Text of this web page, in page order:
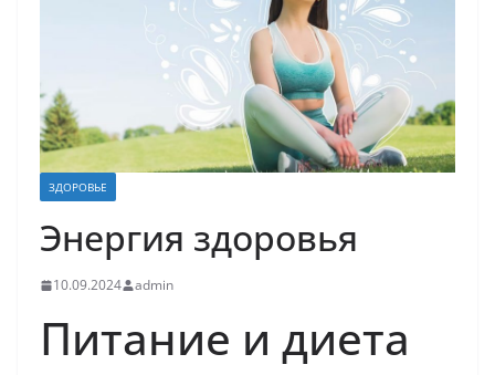
ЗДОРОВЬЕ
Энергия здоровья
10.09.2024 admin
Питание и диета